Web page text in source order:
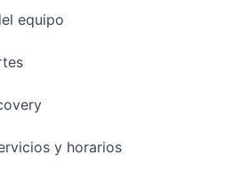
equipo
y horarios